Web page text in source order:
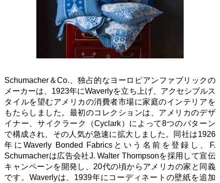
Schumacher＆Co.、独占的なヨーロピアンファブリックの
メーカーは、1923年にWaverlyを立ち上げ、アクセシブルス
タイルを望むアメリカの消費者市場に家庭のインテリアを
もたらしました。最初のコレクションは、アメリカのデザ
イナー、サイクラーク（Cyclark）によって8つのパターン
で構成され、その人気が急速に拡大しました。同社は1926
年にWaverly Bonded Fabricsという名前を登録し、F.
Schumacherは広告会社J. Walter Thompsonを採用して宣伝
キャンペーンを開発し、20代の頃からアメリカの家と同義
です。Waverlyは、1939年にコーディネートの壁紙を追加